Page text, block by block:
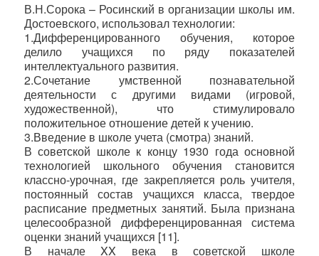
В.Н.Сорока – Росинский в организации школы им.
Достоевского, использовал технологии:
1.Дифференцированного обучения, которое
делило учащихся по ряду показателей
интеллектуального развития.
2.Сочетание умственной познавательной
деятельности с другими видами (игровой,
художественной), что стимулировало
положительное отношение детей к учению.
3.Введение в школе учета (смотра) знаний.
В советской школе к концу 1930 года основной
технологией школьного обучения становится
классно-урочная, где закрепляется роль учителя,
постоянный состав учащихся класса, твердое
расписание предметных занятий. Была признана
целесообразной дифференцированная система
оценки знаний учащихся [11].
В началеXX века в советской школе